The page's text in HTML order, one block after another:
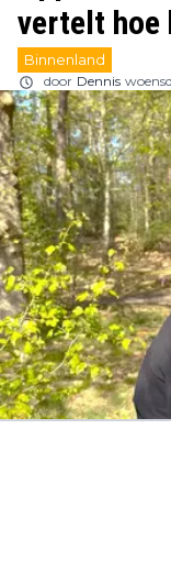
vertelt hoe
Binnenland
door Dennis